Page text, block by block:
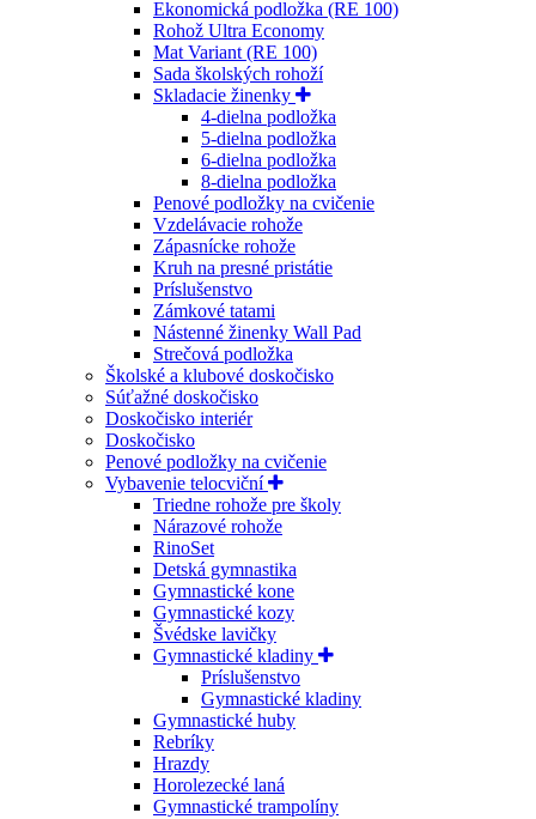
Ekonomická podložka (RE 100)
Rohož Ultra Economy
Mat Variant (RE 100)
Sada školských rohoží
Skladacie žinenky
4-dielna podložka
5-dielna podložka
6-dielna podložka
8-dielna podložka
Penové podložky na cvičenie
Vzdelávacie rohože
Zápasnícke rohože
Kruh na presné pristátie
Príslušenstvo
Zámkové tatami
Nástenné žinenky Wall Pad
Strečová podložka
Školské a klubové doskočisko
Súťažné doskočisko
Doskočisko interiér
Doskočisko
Penové podložky na cvičenie
Vybavenie telocviční
Triedne rohože pre školy
Nárazové rohože
RinoSet
Detská gymnastika
Gymnastické kone
Gymnastické kozy
Švédske lavičky
Gymnastické kladiny
Príslušenstvo
Gymnastické kladiny
Gymnastické huby
Rebríky
Hrazdy
Horolezecké laná
Gymnastické trampolíny